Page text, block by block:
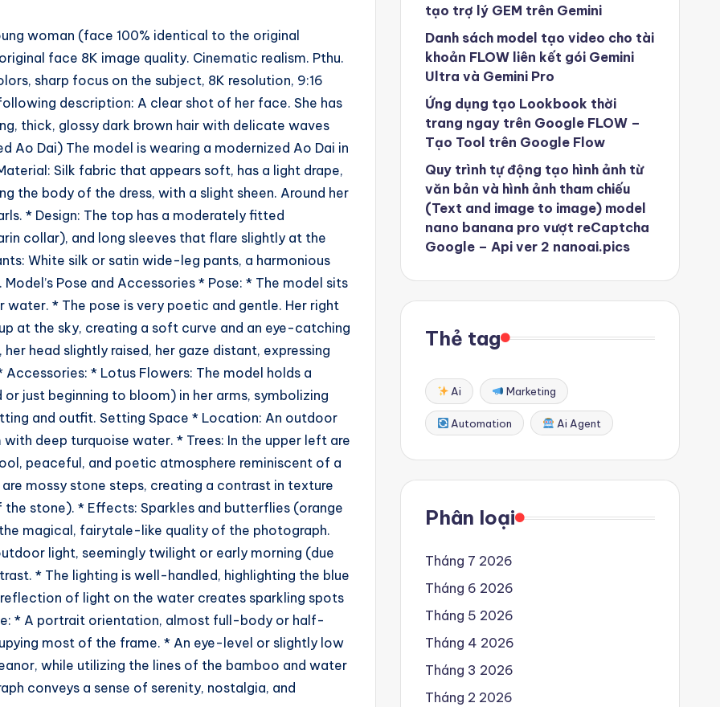
woman (face 100% identical to the original
face 8K image quality. Cinematic realism. Pthu.
sharp focus on the subject, 8K resolution, 9:16
description: A clear shot of her face. She has
thick, glossy dark brown hair with delicate waves
Ao Dai) The model is wearing a modernized Ao Dai in
Silk fabric that appears soft, has a light drape,
the body of the dress, with a slight sheen. Around her
* Design: The top has a moderately fitted
collar), and long sleeves that flare slightly at the
White silk or satin wide-leg pants, a harmonious
Pose and Accessories * Pose: * The model sits
water. * The pose is very poetic and gentle. Her right
at the sky, creating a soft curve and an eye-catching
head slightly raised, her gaze distant, expressing
* Lotus Flowers: The model holds a
just beginning to bloom) in her arms, symbolizing
and outfit. Setting Space * Location: An outdoor
deep turquoise water. * Trees: In the upper left are
peaceful, and poetic atmosphere reminiscent of a
mossy stone steps, creating a contrast in texture
stone). * Effects: Sparkles and butterflies (orange
magical, fairytale-like quality of the photograph.
light, seemingly twilight or early morning (due
* The lighting is well-handled, highlighting the blue
of light on the water creates sparkling spots
* A portrait orientation, almost full-body or half-
most of the frame. * An eye-level or slightly low
while utilizing the lines of the bamboo and water
conveys a sense of serenity, nostalgia, and
tạo trợ lý GEM trên Gemini
Danh sách model tạo video cho tài
khoản FLOW liên kết gói Gemini
Ultra và Gemini Pro
Ứng dụng tạo Lookbook thời
trang ngay trên Google FLOW –
Tạo Tool trên Google Flow
Quy trình tự động tạo hình ảnh từ
văn bản và hình ảnh tham chiếu
(Text and image to image) model
nano banana pro vượt reCaptcha
Google – Api ver 2 nanoai.pics
Thẻ tag
Ai Marketing
Automation Ai Agent
Phân loại
Tháng 7 2026
Tháng 6 2026
Tháng 5 2026
Tháng 4 2026
Tháng 3 2026
Tháng 2 2026